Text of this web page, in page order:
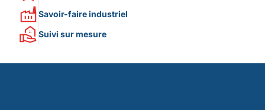
Savoir-faire industriel
Suivi sur mesure